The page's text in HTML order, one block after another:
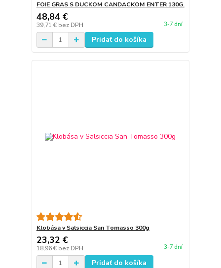
FOIE GRAS S DUCKOM CANDACKOM ENTER 130G.
48,84 €
39,71 € bez DPH 3-7 dní
Pridať do košíka
Klobása v Salsiccia San Tomasso 300g
23,32 €
18,96 € bez DPH 3-7 dní
Pridať do košíka